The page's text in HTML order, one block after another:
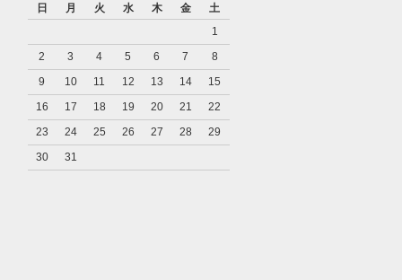
日
月 火 水 木 金
土
1
2
3 4 5 6 7
8
9
10 11 12 13 14
15
16
17 18 19 20 21
22
23
24 25 26 27 28
29
30
31